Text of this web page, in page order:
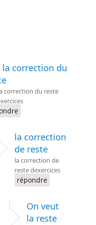
la correction du
correction du reste
la correction
de reste
la correction de
reste dexercices
répondre
On veut
la reste